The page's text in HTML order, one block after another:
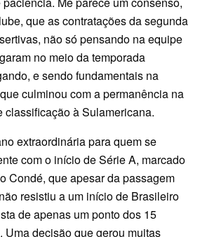
que as contratações da segunda
não só pensando na equipe
no meio da temporada
e sendo fundamentais na
culminou com a permanência na
classificação à Sulamericana.
extraordinária para quem se
com o início de Série A, marcado
Condé, que apesar da passagem
resistiu a um início de Brasileiro
de apenas um ponto dos 15
Uma decisão que gerou muitas